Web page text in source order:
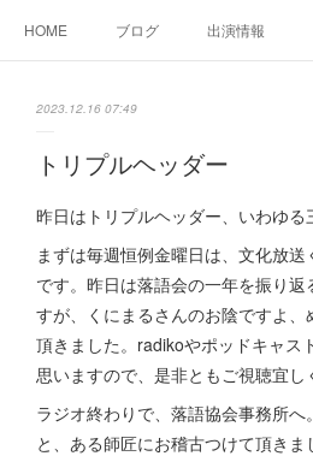
HOME ブログ 出演情報
2023.12.16 07:49
トリプルヘッダー
昨日はトリプルヘッダー、いわゆる
まずは毎週恒例金曜日は、文化放
です。昨日は落語会の一年を振り
すが、くにまるさんのお陰ですよ
頂きました。radikoやポッドキャス
思いますので、是非ともご視聴宜し
ラジオ終わりで、落語協会事務所へ
と、ある師匠にお稽古つけて頂き